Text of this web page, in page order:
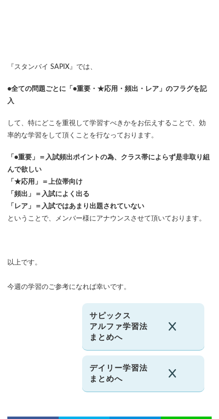
『スタンバイ SAPIX』では、
●全ての問題ごとに「●重要・★応用・頻出・レア」のフラグを記
入
して、特にどこを重視して学習すべきかをお伝えすることで、効
率的な学習をして頂くことを行なっております。
「●重要」＝入試頻出ポイントの為、クラス帯によらず是非取り組
んで欲しい
「★応用」＝上位帯向け
「頻出」＝入試によく出る
「レア」＝入試ではあまり出題されていない
ということで、メンバー様にアナウンスさせて頂いております。
以上です。
今週の学習のご参考になれば幸いです。
サピックス
アルファ学習法
まとめへ
デイリー学習法
まとめへ